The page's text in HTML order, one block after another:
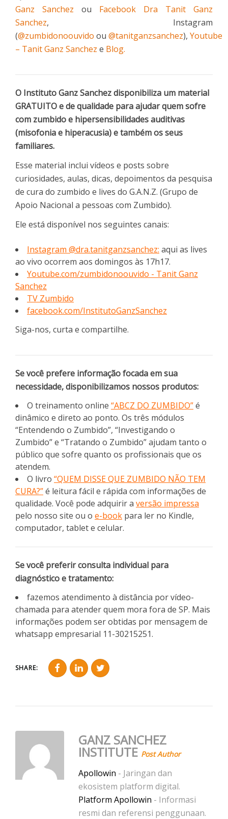
Ganz Sanchez ou Facebook Dra Tanit Ganz
Sanchez, Instagram
(@zumbidonoouvido ou @tanitganzsanchez), Youtube
– Tanit Ganz Sanchez e Blog.
O Instituto Ganz Sanchez disponibiliza um material
GRATUITO e de qualidade para ajudar quem sofre
com zumbido e hipersensibilidades auditivas
(misofonia e hiperacusia) e também os seus
familiares.
Esse material inclui vídeos e posts sobre
curiosidades, aulas, dicas, depoimentos da pesquisa
de cura do zumbido e lives do G.A.N.Z. (Grupo de
Apoio Nacional a pessoas com Zumbido).
Ele está disponível nos seguintes canais:
Instagram @dra.tanitganzsanchez: aqui as lives
ao vivo ocorrem aos domingos às 17h17.
Youtube.com/zumbidonoouvido - Tanit Ganz
Sanchez
TV Zumbido
facebook.com/InstitutoGanzSanchez
Siga-nos, curta e compartilhe.
Se você prefere informação focada em sua
necessidade, disponibilizamos nossos produtos:
O treinamento online “ABCZ DO ZUMBIDO”é
dinâmico e direto ao ponto. Os três módulos
“Entendendo o Zumbido”, “Investigando o
Zumbido” e “Tratando o Zumbido” ajudam tanto o
público que sofre quanto os profissionais que os
atendem.
O livro “QUEM DISSE QUE ZUMBIDO NÃO TEM
CURA?”é leitura fácil e rápida com informações de
qualidade. Você pode adquirir a versão impressa
pelo nosso site ou o e-book para ler no Kindle,
computador, tablet e celular.
Se você preferir consulta individual para
diagnóstico e tratamento:
fazemos atendimento à distância por vídeo-
chamada para atender quem mora fora de SP. Mais
informações podem ser obtidas por mensagem de
whatsapp empresarial 11-30215251.
SHARE:
GANZ SANCHEZ
INSTITUTE Post Author
Apollowin - Jaringan dan
ekosistem platform digital.
Platform Apollowin - Informasi
resmi dan referensi penggunaan.